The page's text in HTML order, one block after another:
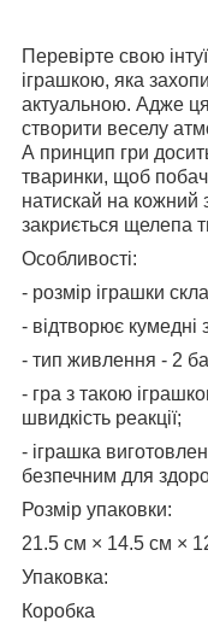
Перевірте свою
іграшкою, яка
актуальною. Адже
створити веселу
А принцип гри
тваринки, щоб
натискай на кожний
закриється щелепа
Особливості:
- розмір іграшки
- відтворює кумедні
- тип живлення - 2
- гра з такою
швидкість реакції;
- іграшка
безпечним для
Розмір упаковки:
21.5 см × 14.5 см ×
Упаковка:
Коробка